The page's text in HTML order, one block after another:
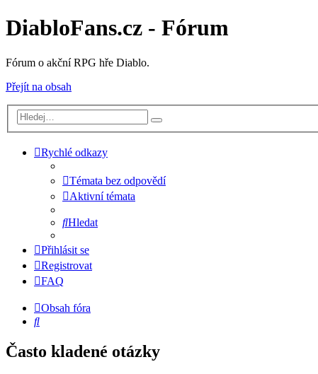
DiabloFans.cz - Fórum
Fórum o akční RPG hře Diablo.
Přejít na obsah
Rychlé odkazy
Témata bez odpovědí
Aktivní témata
Hledat
Přihlásit se
Registrovat
FAQ
Obsah fóra
Hledat
Často kladené otázky